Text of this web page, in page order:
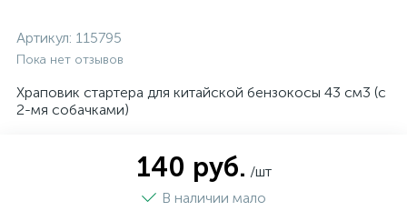
Артикул: 115795
Пока нет отзывов
Храповик стартера для китайской бензокосы 43 см3 (с
2-мя собачками)
140 руб. /шт
В наличии мало